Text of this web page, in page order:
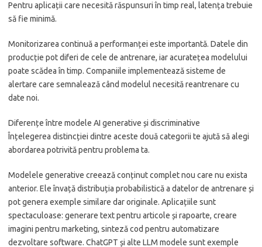
Pentru aplicații care necesită răspunsuri în timp real, latența trebuie
să fie minimă.
Monitorizarea continuă a performanței este importantă. Datele din
producție pot diferi de cele de antrenare, iar acuratețea modelului
poate scădea în timp. Companiile implementează sisteme de
alertare care semnalează când modelul necesită reantrenare cu
date noi.
Diferențe între modele AI generative și discriminative
Înțelegerea distincției dintre aceste două categorii te ajută să alegi
abordarea potrivită pentru problema ta.
Modelele generative creează conținut complet nou care nu exista
anterior. Ele învață distribuția probabilistică a datelor de antrenare și
pot genera exemple similare dar originale. Aplicațiile sunt
spectaculoase: generare text pentru articole și rapoarte, creare
imagini pentru marketing, sinteză cod pentru automatizare
dezvoltare software. ChatGPT și alte LLM modele sunt exemple